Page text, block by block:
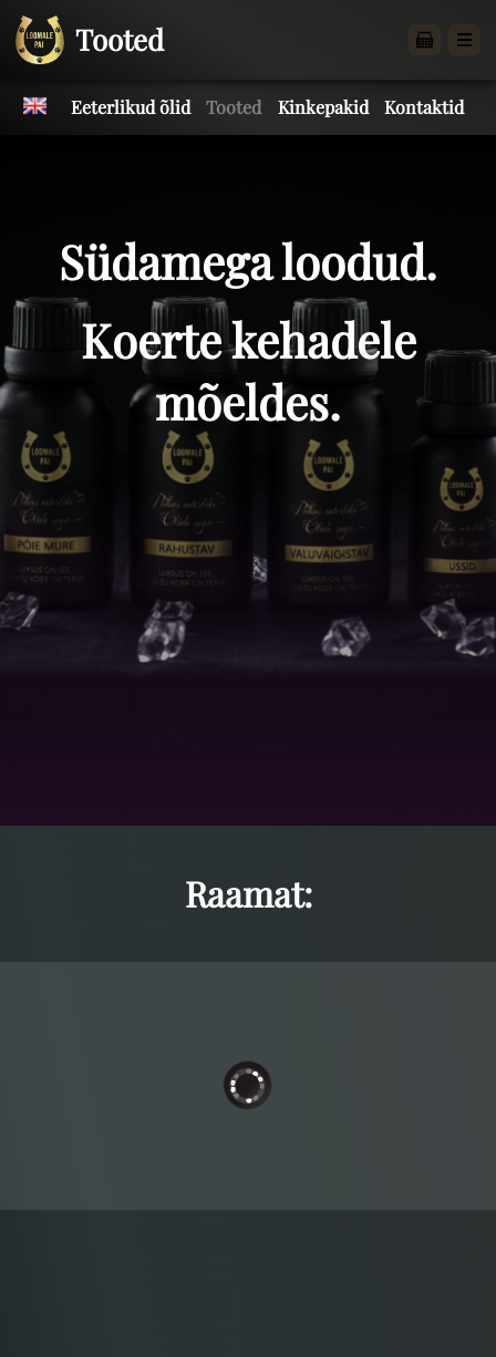
Tooted
Eeterlikud õlid Tooted Kinkepakid Kontaktid
Südamega loodud.
Koerte kehadele
mõeldes.
Raamat: